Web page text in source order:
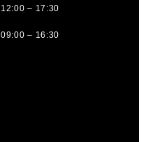
12:00 – 17:30
09:00 – 16:30